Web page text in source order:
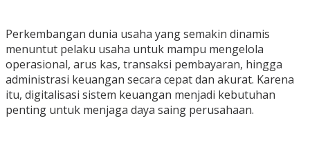
Perkembangan dunia usaha yang semakin dinamis
menuntut pelaku usaha untuk mampu mengelola
operasional, arus kas, transaksi pembayaran, hingga
administrasi keuangan secara cepat dan akurat. Karena
itu, digitalisasi sistem keuangan menjadi kebutuhan
penting untuk menjaga daya saing perusahaan.